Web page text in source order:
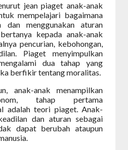
jean piaget anak-anak
mempelajari bagaimana
dan menggunakan aturan
kepada anak-anak
pencurian, kebohongan,
Piaget menyimpulkan
dua tahap yang
berfikir tentang moralitas.
anak-anak menampilkan
tahap pertama
adalah teori piaget. Anak-
dan aturan sebagai
dapat berubah ataupun